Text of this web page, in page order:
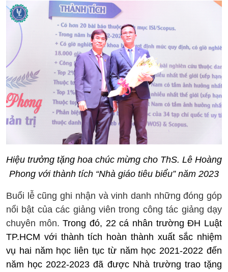
Hiệu trưởng tặng hoa chúc mừng cho ThS. Lê Hoàng
Phong với thành tích “Nhà giáo tiêu biểu” năm 2023
Buổi lễ cũng ghi nhận và vinh danh những đóng góp
nổi bật của các giảng viên trong công tác giảng dạy
chuyên môn.Trong đó, 22 cá nhân trường ĐH Luật
TP.HCM với thành tích hoàn thành xuất sắc nhiệm
vụ hai năm học liên tục từ năm học 2021-2022 đến
năm học 2022-2023 đã được Nhà trường trao tặng